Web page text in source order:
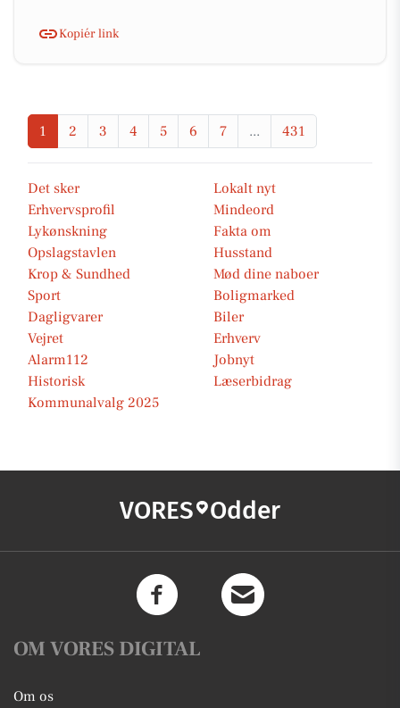
Kopiér link
1 2 3 4 5 6 7 ... 431
Det sker
Lokalt nyt
Erhvervsprofil
Mindeord
Lykønskning
Fakta om
Opslagstavlen
Husstand
Krop & Sundhed
Mød dine naboer
Sport
Boligmarked
Dagligvarer
Biler
Vejret
Erhverv
Alarm112
Jobnyt
Historisk
Læserbidrag
Kommunalvalg 2025
VORES Odder
OM VORES DIGITAL
Om os